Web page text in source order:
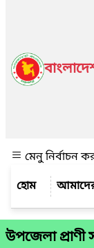
মেনু নির্বাচন
উপজেলা